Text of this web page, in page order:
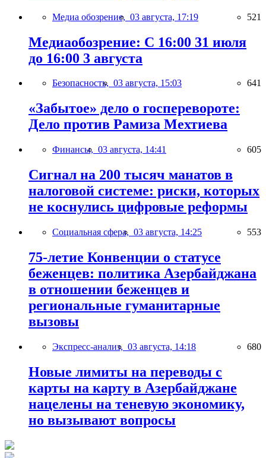
Медиа обозрение, 03 августа, 17:19 521
Медиаобозрение: С 16:00 31 июля
до 16:00 3 августа
Безопасность, 03 августа, 15:03 641
«Забытое» дело о госперевороте:
Дело против Рамиза Мехтиева
Финансы, 03 августа, 14:41 605
Сигнал на 200 тысяч манатов в
налоговой системе: риски, которых
не коснулись цифровые реформы
Социальная сфера, 03 августа, 14:25 553
75-летие Конвенции о статусе
беженцев: политика Азербайджана
в отношении беженцев и
региональные гуманитарные
вызовы
Экспресс-анализ, 03 августа, 14:18 680
Новые лимиты на переводы с
карты на карту в Азербайджане
нацелены на теневую экономику,
но вызывают вопросы